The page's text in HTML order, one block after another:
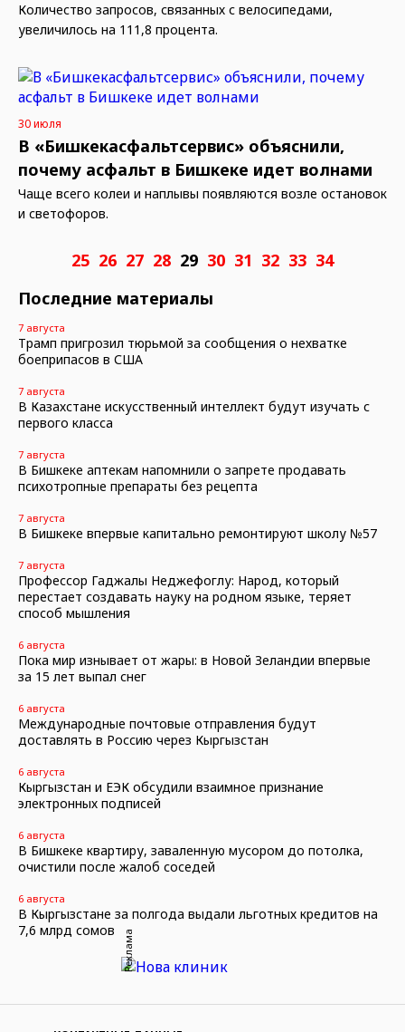
Количество запросов, связанных с велосипедами,
увеличилось на 111,8 процента.
30 июля
В «Бишкекасфальтсервис» объяснили,
почему асфальт в Бишкеке идет волнами
Чаще всего колеи и наплывы появляются возле остановок
и светофоров.
25 26 27 28 29 30 31 32 33 34
Последние материалы
7 августа
Трамп пригрозил тюрьмой за сообщения о нехватке
боеприпасов в США
7 августа
В Казахстане искусственный интеллект будут изучать с
первого класса
7 августа
В Бишкеке аптекам напомнили о запрете продавать
психотропные препараты без рецепта
7 августа
В Бишкеке впервые капитально ремонтируют школу №57
7 августа
Профессор Гаджалы Неджефоглу: Народ, который
перестает создавать науку на родном языке, теряет
способ мышления
6 августа
Пока мир изнывает от жары: в Новой Зеландии впервые
за 15 лет выпал снег
6 августа
Международные почтовые отправления будут
доставлять в Россию через Кыргызстан
6 августа
Кыргызстан и ЕЭК обсудили взаимное признание
электронных подписей
6 августа
В Бишкеке квартиру, заваленную мусором до потолка,
очистили после жалоб соседей
6 августа
В Кыргызстане за полгода выдали льготных кредитов на
7,6 млрд сомов Реклама